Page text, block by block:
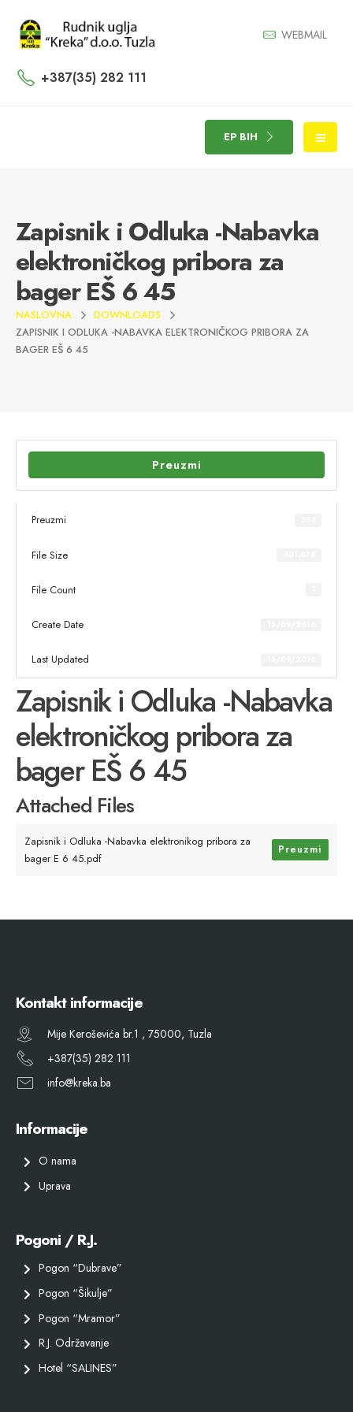
WEBMAIL
+387(35) 282 111
EP BIH
Zapisnik i Odluka -Nabavka
elektroničkog pribora za
bager EŠ 6 45
NASLOVNA
DOWNLOADS
ZAPISNIK I ODLUKA -NABAVKA ELEKTRONIČKOG PRIBORA ZA
BAGER EŠ 6 45
Preuzmi
Preuzmi
File Size
File Count
Create Date
Last Updated
Zapisnik i Odluka -Nabavka
elektroničkog pribora za
bager EŠ 6 45
Attached Files
Zapisnik i Odluka -Nabavka elektronikog pribora za
bager E 6 45.pdf
Preuzmi
Kontakt informacije
Mije Keroševića br.1 , 75000, Tuzla
+387(35) 282 111
info@kreka.ba
Informacije
O nama
Uprava
Pogoni / R.J.
Pogon “Dubrave”
Pogon “Šikulje”
Pogon “Mramor”
R.J. Održavanje
Hotel “SALINES”